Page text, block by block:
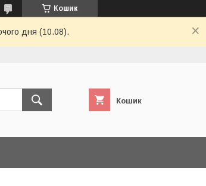
Кошик
дня (10.08).
Кошик